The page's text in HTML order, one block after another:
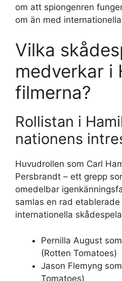
om att spiongenren
om än med
Vilka
medverkar i
filmerna?
Rollistan i
nationens
Huvudrollen som Carl
Persbrandt – ett grepp
omedelbar
samlas en rad etablerade
internationella
Pernilla August
(Rotten Tomatoes)
Jason Flemyng
Tomatoes)